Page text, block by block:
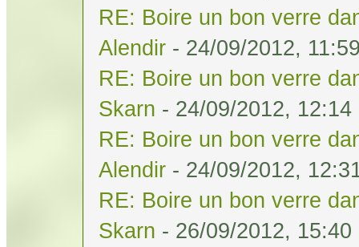
RE: Boire un bon verre
Alendir - 24/09/2012,
RE: Boire un bon verre
Skarn - 24/09/2012, 12:14
RE: Boire un bon verre
Alendir - 24/09/2012,
RE: Boire un bon verre
Skarn - 26/09/2012, 15:40